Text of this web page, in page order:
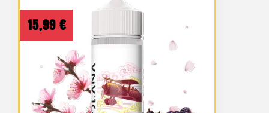
15,99 €